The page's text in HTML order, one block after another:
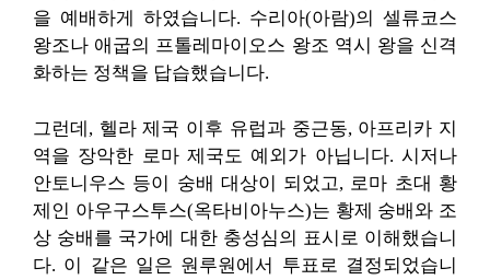
을 예배하게 하였습니다. 수리아(아람)의 셀류코스
왕조나 애굽의 프톨레마이오스 왕조 역시 왕을 신격
화하는 정책을 답습했습니다.
그런데, 헬라 제국 이후 유럽과 중근동, 아프리카 지
역을 장악한 로마 제국도 예외가 아닙니다. 시저나
안토니우스 등이 숭배 대상이 되었고, 로마 초대 황
제인 아우구스투스(옥타비아누스)는 황제 숭배와 조
상 숭배를 국가에 대한 충성심의 표시로 이해했습니
다. 이 같은 일은 원루원에서 투표로 결정되었습니